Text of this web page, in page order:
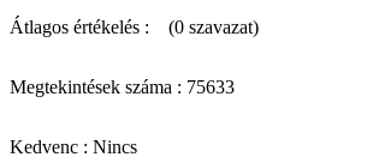
Átlagos értékelés : (0 szavazat)
Megtekintések száma : 75633
Kedvenc : Nincs